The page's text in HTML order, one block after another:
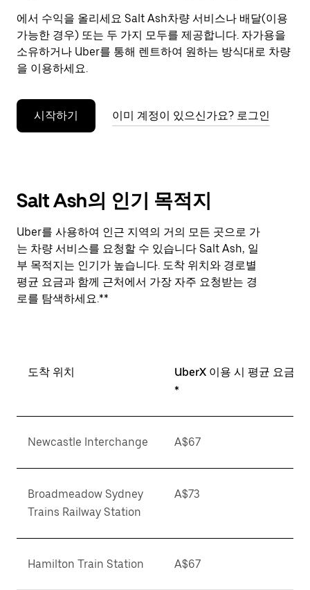
닫
으
려
면
Esc
를
르
에서 수익을 올리세요 Salt Ash차량 서비스나 배달(이용
가능한 경우) 또는 두 가지 모두를 제공합니다. 자가용을
소유하거나 Uber를 통해 렌트하여 원하는 방식대로 차량
을 이용하세요.
시작하기 이미 계정이 있으신가요? 로그인
Salt Ash의 인기 목적지
Uber를 사용하여 인근 지역의 거의 모든 곳으로 가
는 차량 서비스를 요청할 수 있습니다 Salt Ash, 일
부 목적지는 인기가 높습니다. 도착 위치와 경로별
평균 요금과 함께 근처에서 가장 자주 요청받는 경
로를 탐색하세요.**
도착 위치
UberX 이용 시 평균 요금
*
Newcastle Interchange A$67
Broadmeadow Sydney
Trains Railway Station
A$73
Hamilton Train Station A$67